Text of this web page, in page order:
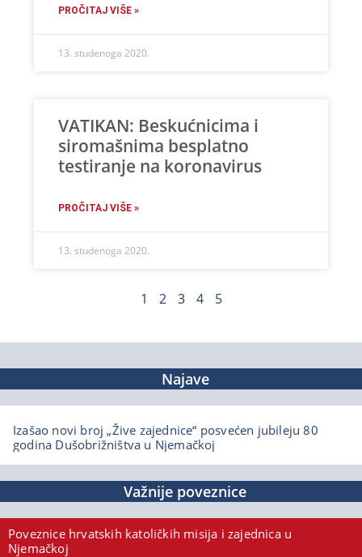
PROČITAJ VIŠE »
13. studenoga 2020.
VATIKAN: Beskućnicima i
siromašnima besplatno
testiranje na koronavirus
PROČITAJ VIŠE »
13. studenoga 2020.
1 2 3 4 5
Najave
Izašao novi broj „Žive zajednice“ posvećen jubileju 80
godina Dušobrižništva u Njemačkoj
Važnije poveznice
Poveznice hrvatskih katoličkih misija i zajednica u
Njemačkoj